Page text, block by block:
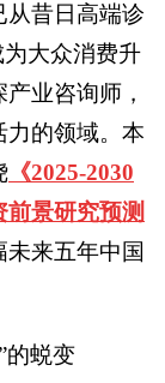
从昔日高端诊
大众消费升
业咨询师，
力的领域。本
《2025-2030
景研究预测
来五年中国
的蜕变